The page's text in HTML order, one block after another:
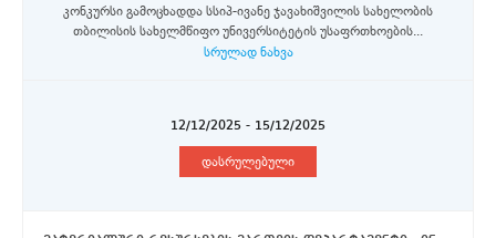
კონკურსი გამოცხადდა სსიპ-ივანე ჯავახიშვილის სახელობის
თბილისის სახელმწიფო უნივერსიტეტის უსაფრთხოების...
სრულად ნახვა
12/12/2025 - 15/12/2025
დასრულებული